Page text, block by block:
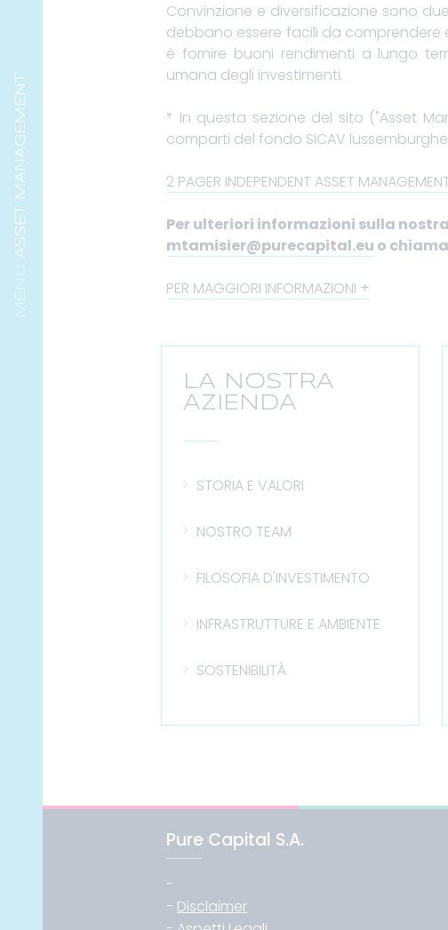
ASSET MANAGEMENT
Convinzione e diversificazione sono
debbano essere facili da
è fornire buoni rendimenti a lungo
umana degli investimenti.
* In questa sezione del sito ("Asset
comparti del fondo SICAV
2 PAGER INDEPENDENT ASSET
Per ulteriori informazioni sulla
mtamisier@purecapital.eu o
PER MAGGIORI INFORMAZIONI
LA NOSTRA
AZIENDA
STORIA E VALORI
NOSTRO TEAM
FILOSOFIA D'INVESTIMENTO
INFRASTRUTTURE E AMBIENTE
SOSTENIBILITÀ
Pure Capital S.A.
-
- Disclaimer